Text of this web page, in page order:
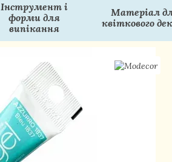
Інструмент і
форми для
випікання
Матеріал
квіткового